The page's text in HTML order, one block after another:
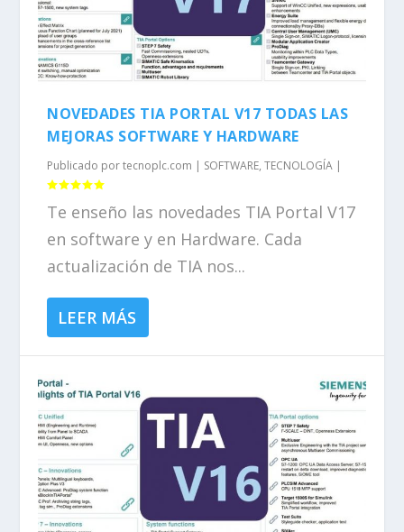
NOVEDADES TIA PORTAL V17 TODAS LAS
MEJORAS SOFTWARE Y HARDWARE
Publicado portecnoplc.com | SOFTWARE,TECNOLOGÍA |
Te enseño las novedades TIA Portal V17
en software y en Hardware. Cada
actualización de TIA nos...
LEER MÁS